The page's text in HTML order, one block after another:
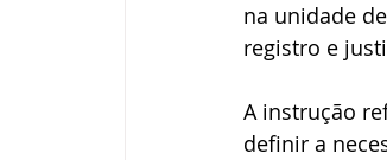
na unidade
registro e
A instrução
definir a